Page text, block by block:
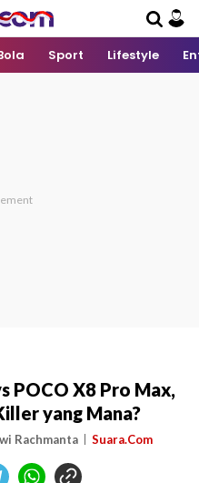
Sport Lifestyle
POCO X8 Pro Max,
yang Mana?
Rachmanta Suara.Com